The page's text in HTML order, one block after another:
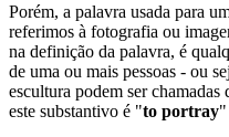
Porém, a palavra usada para
referimos à fotografia ou
na definição da palavra, é
de uma ou mais pessoas - ou
escultura podem ser chamadas
este substantivo é "to portray